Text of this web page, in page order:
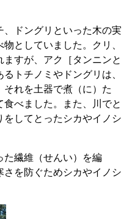
ドングリといった木の実
としていました。クリ、
すが、アク［タンニンと
トチノミやドングリは、
それを土器で煮（に）た
べました。また、川でと
してとったシカやイノシ
た繊維（せんい）を編
さを防ぐためシカやイノシ